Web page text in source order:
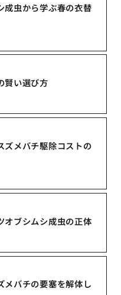
成虫から学ぶ春の衣替
賢い選び方
ズメバチ駆除コストの
オブシムシ成虫の正体
メバチの要塞を解体し